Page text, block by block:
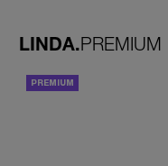
LINDA.PREMIUM